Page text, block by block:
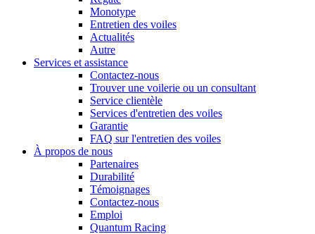
Monotype
Entretien des voiles
Actualités
Autre
Services et assistance
Contactez-nous
Trouver une voilerie ou un consultant
Service clientèle
Services d'entretien des voiles
Garantie
FAQ sur l'entretien des voiles
À propos de nous
Partenaires
Durabilité
Témoignages
Contactez-nous
Emploi
Quantum Racing